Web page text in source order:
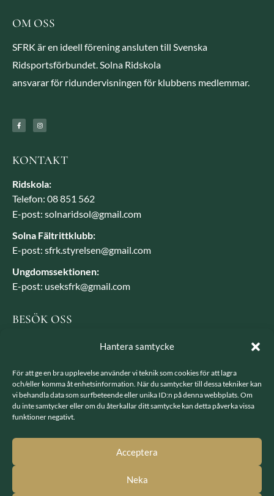
Hantera samtycke
För att ge en bra upplevelse använder vi teknik som cookies för att lagra
och/eller komma åt enhetsinformation. När du samtycker till dessa tekniker kan
vi behandla data som surfbeteende eller unika ID:n på denna webbplats. Om
du inte samtycker eller om du återkallar ditt samtycke kan detta påverka vissa
funktioner negativt.
Acceptera
Neka
OM OSS
SFRK är en ideell förening ansluten till Svenska
Ridsportsförbundet. Solna Ridskola
ansvarar för ridundervisningen för klubbens medlemmar.
KONTAKT
Ridskola:
Telefon: 08 851 562
E-post: solnaridsol@gmail.com
Solna Fältrittklubb:
E-post: sfrk.styrelsen@gmail.com
Ungdomssektionen:
E-post: useksfrk@gmail.com
BESÖK OSS
Besöksadress: Järvavägen 7, 170 79 Solna
LÄNKAR
Integritetspolicy
GDPR - hantering av personuppgifter